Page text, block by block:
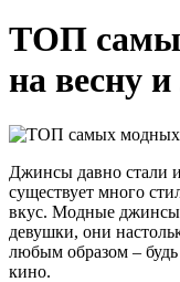
ТОП
на весну и
Джинсы давно стали
существует много
вкус. Модные джинсы
девушки, они
любым образом –
кино.